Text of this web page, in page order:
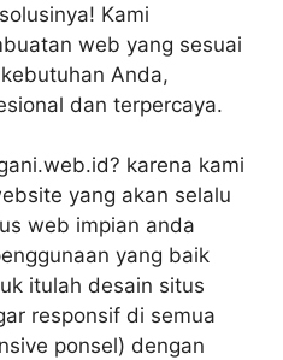
Kami
web yang sesuai
Anda,
dan terpercaya.
karena kami
yang akan selalu
web impian anda
yang baik
itulah desain situs
responsif di semua
ponsel) dengan